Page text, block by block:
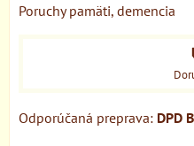
Poruchy pamäti, demencia
DPD